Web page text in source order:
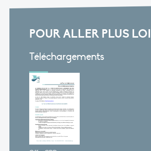
POUR ALLER PLUS
Téléchargements